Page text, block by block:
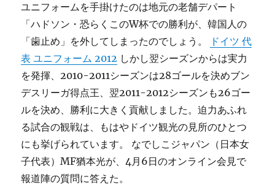
ユニフォームを手掛けたのは地元の老舗デパート
「ハドソン・恐らくこのW杯での勝利が、韓国人の
「歯止め」を外してしまったのでしょう。
ドイツ 代
表 ユニフォーム 2012 しかし翌シーズンからは実力
を発揮、2010-2011シーズンは28ゴールを決めブン
デスリーガ得点王、翌2011-2012シーズンも26ゴー
ルを決め、勝利に大きく貢献しました。迫力あふれ
る試合の観戦は、もはやドイツ観光の見所のひとつ
にも挙げられています。 なでしこジャパン（日本女
子代表）MF猶本光が、4月6日のオンライン会見で
報道陣の質問に答えた。